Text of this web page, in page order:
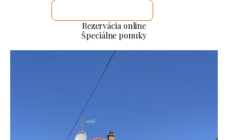
Rezervácia online
Špeciálne ponuky